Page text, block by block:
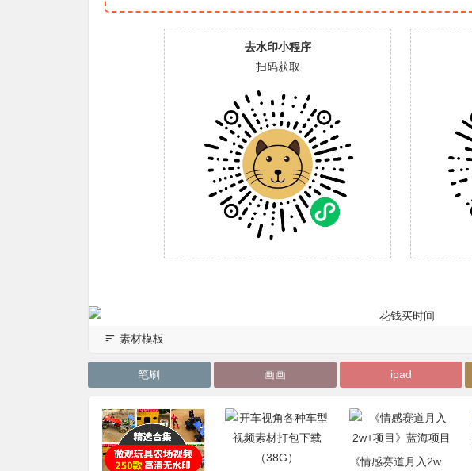
去水印小程序
扫码获取
素材模板
笔刷 画画 ipad
《情感赛道月入2w